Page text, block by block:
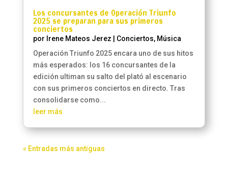
Los concursantes de Operación Triunfo
2025 se preparan para sus primeros
conciertos
por Irene Mateos Jerez Conciertos, Música
Operación Triunfo 2025 encara uno de sus hitos
más esperados: los 16 concursantes de la
edición ultiman su salto del plató al escenario
con sus primeros conciertos en directo. Tras
consolidarse como...
leer más
« Entradas más antiguas